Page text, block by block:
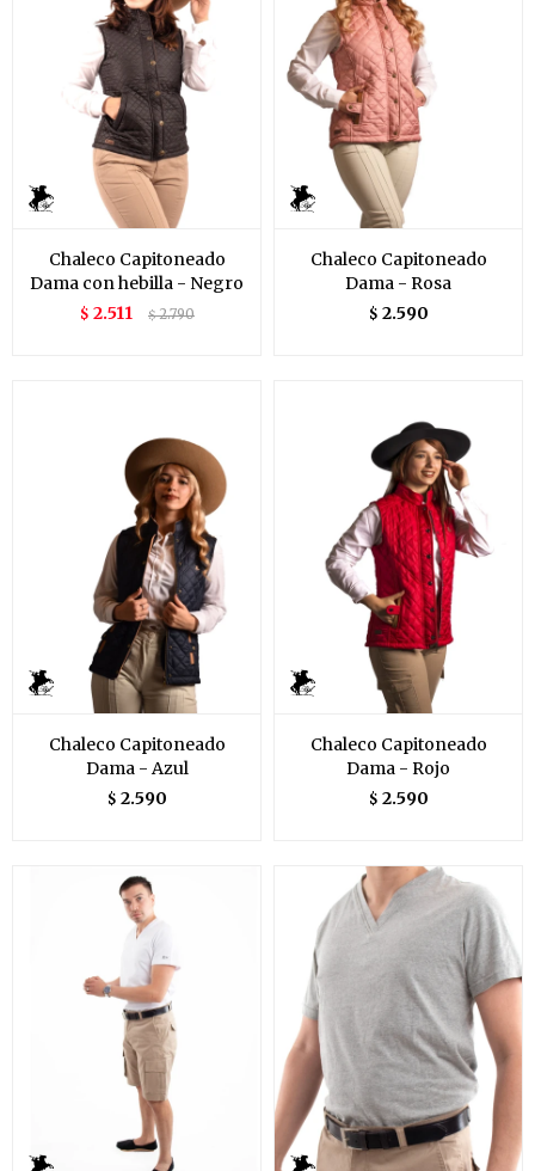
Chaleco Capitoneado
Dama con hebilla - Negro
$ 2.511 $2.790
Chaleco Capitoneado
Dama - Rosa
$ 2.590
Chaleco Capitoneado
Dama - Azul
$ 2.590
Chaleco Capitoneado
Dama - Rojo
$ 2.590